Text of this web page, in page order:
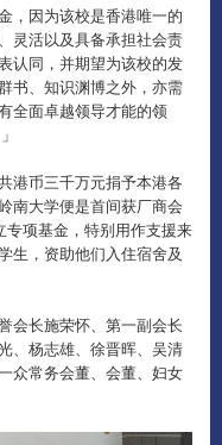
，因为该校是香港唯一的
灵活以及具备承担社会责
认同，并期望为该校的发
书、知识渊博之外，亦需
全面卓越领导才能的领
港币三千万元捐予本港各
南大学便是首间获厂商会
项基金，特别用作支援来
生，资助他们入住宿舍及
会长施荣怀、第一副会长
、杨志雄、徐晋晖、吴清
众常务会董、会董、妇女